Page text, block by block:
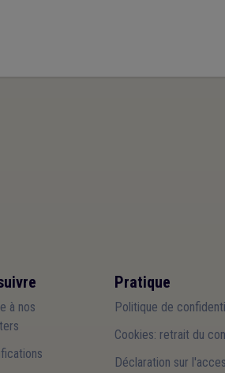
à nos
Pratique
Politique de
Cookies: retrait du
Déclaration sur